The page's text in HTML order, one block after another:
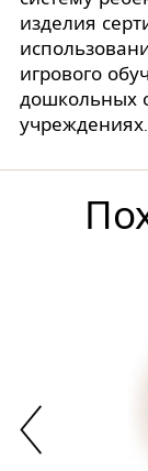
изделия
игрового
дошкольных